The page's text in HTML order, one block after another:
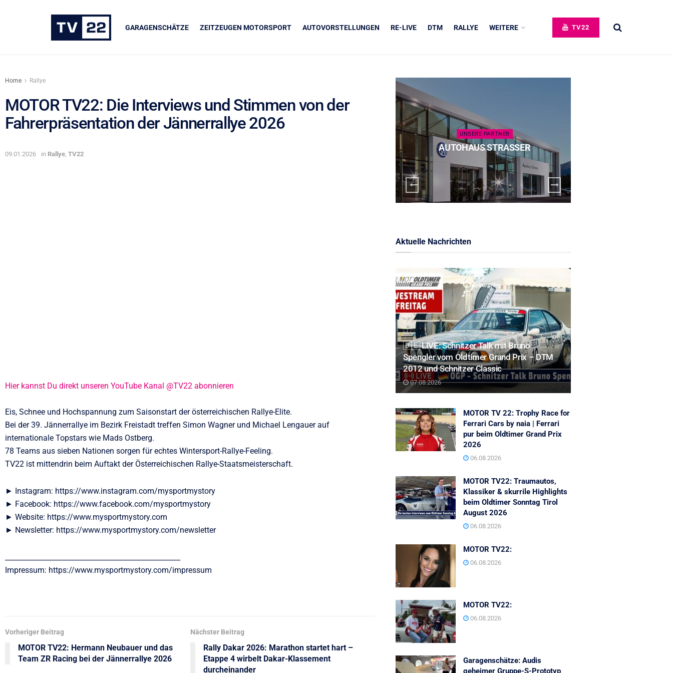
GARAGENSCHÄTZE ZEITZEUGEN MOTORSPORT AUTOVORSTELLUNGEN RE-LIVE DTM RALLYE WEITERE TV22
Home Rallye
MOTOR TV22: Die Interviews und Stimmen von der
Fahrerpräsentation der Jännerrallye 2026
09.01.2026 in Rallye, TV22
Hier kannst Du direkt unseren YouTube Kanal @TV22 abonnieren
Eis, Schnee und Hochspannung zum Saisonstart der österreichischen Rallye-Elite.
Bei der 39. Jännerrallye im Bezirk Freistadt treffen Simon Wagner und Michael Lengauer auf
internationale Topstars wie Mads Ostberg.
78 Teams aus sieben Nationen sorgen für echtes Wintersport-Rallye-Feeling.
TV22 ist mittendrin beim Auftakt der Österreichischen Rallye-Staatsmeisterschaft.
► Instagram: https://www.instagram.com/mysportmystory
► Facebook: https://www.facebook.com/mysportmystory
► Website: https://www.mysportmystory.com
► Newsletter: https://www.mysportmystory.com/newsletter
Impressum: https://www.mysportmystory.com/impressum
Vorheriger Beitrag
MOTOR TV22: Hermann Neubauer und das
Team ZR Racing bei der Jännerrallye 2026
Nächster Beitrag
Rally Dakar 2026: Marathon startet hart –
Etappe 4 wirbelt Dakar-Klassement
durcheinander
UNSERE PARTNER
AUTOHAUS STRASSER
Aktuelle Nachrichten
🇩🇪 LIVE: Schnitzer Talk mit Bruno
Spengler vom Oldtimer Grand Prix – DTM
2012 und Schnitzer Classic
07.08.2026
MOTOR TV 22: Trophy Race for
Ferrari Cars by naia | Ferrari
pur beim Oldtimer Grand Prix
2026
06.08.2026
MOTOR TV22: Traumautos,
Klassiker & skurrile Highlights
beim Oldtimer Sonntag Tirol
August 2026
06.08.2026
MOTOR TV22:
06.08.2026
MOTOR TV22:
06.08.2026
Garagenschätze: Audis
geheimer Gruppe-S-Prototyp